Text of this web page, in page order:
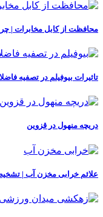
محافظت از کابل‌ مخابرات |
تاثیرات بیوفیلم در تصفیه
دریچه منهول در قزوین
علائم خرابی مخزن آب |